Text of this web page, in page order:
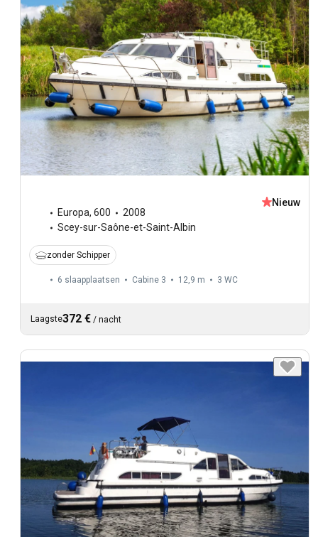
Europa, 600
2008
Scey-sur-Saône-et-Saint-Albin
Nieuw
zonder Schipper
6 slaapplaatsen Cabine 3 12,9 m 3 WC
Laagste372 € / nacht